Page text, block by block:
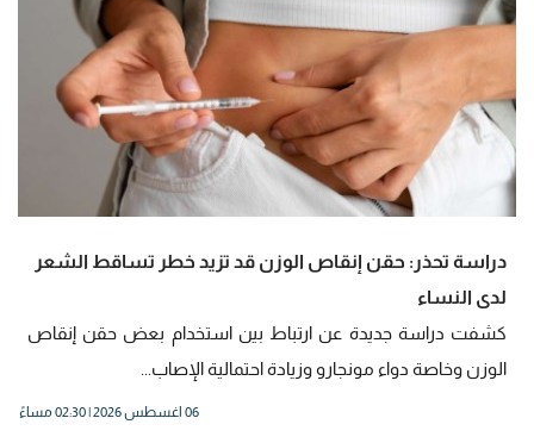
دراسة تحذر: حقن إنقاص الوزن قد تزيد خطر تساقط الشعر
لدى النساء
كشفت دراسة جديدة عن ارتباط بين استخدام بعض حقن إنقاص
الوزن وخاصة دواء مونجارو وزيادة احتمالية الإصاب...
06 اغسطس 2026 | 02:30 مساءً